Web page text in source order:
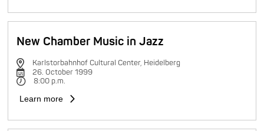
New Chamber Music in Jazz
Karlstorbahnhof Cultural Center, Heidelberg
26. October 1999
8:00 p.m.
Learn more